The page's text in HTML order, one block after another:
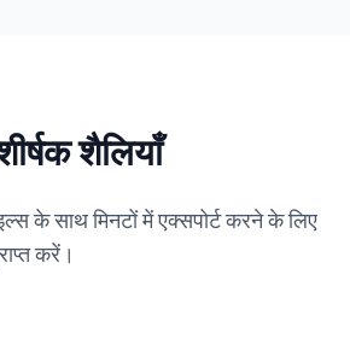
शैलियाँ
के साथ मिनटों में एक्सपोर्ट करने के लिए
करें।